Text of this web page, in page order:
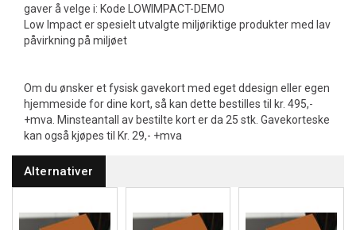
gaver å velge i: Kode LOWIMPACT-DEMO
Low Impact er spesielt utvalgte miljøriktige produkter med lav
påvirkning på miljøet
Om du ønsker et fysisk gavekort med eget ddesign eller egen
hjemmeside for dine kort, så kan dette bestilles til kr. 495,-
+mva. Minsteantall av bestilte kort er da 25 stk. Gavekorteske
kan også kjøpes til Kr. 29,- +mva
Alternativer